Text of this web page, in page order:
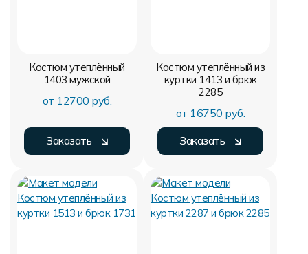
Костюм утеплённый
1403 мужской
от 12700 руб.
Заказать
Костюм утеплённый из
куртки 1413 и брюк
2285
от 16750 руб.
Заказать